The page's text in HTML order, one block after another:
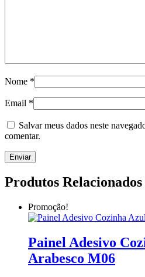
Nome *
Email *
Salvar meus dados neste
comentar.
Produtos Relacionados
Promoção!
Painel Adesivo
Arabesco M06